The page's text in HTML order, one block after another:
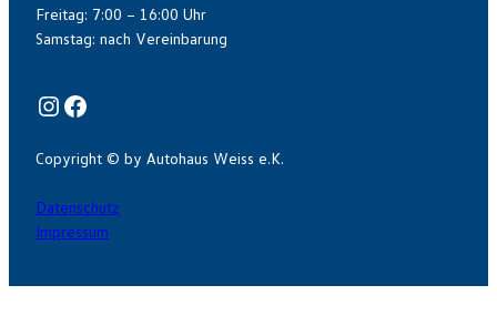
Freitag: 7:00 – 16:00 Uhr
Samstag: nach Vereinbarung
Instagram Facebook
Copyright © by Autohaus Weiss e.K.
Datenschutz
Impressum